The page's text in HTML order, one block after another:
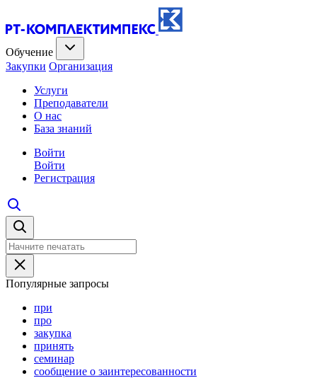
Обучение
Закупки Организация
Услуги
Преподаватели
О нас
База знаний
Войти
Войти
Регистрация
Популярные запросы
при
про
закупка
принять
семинар
сообщение о заинтересованности